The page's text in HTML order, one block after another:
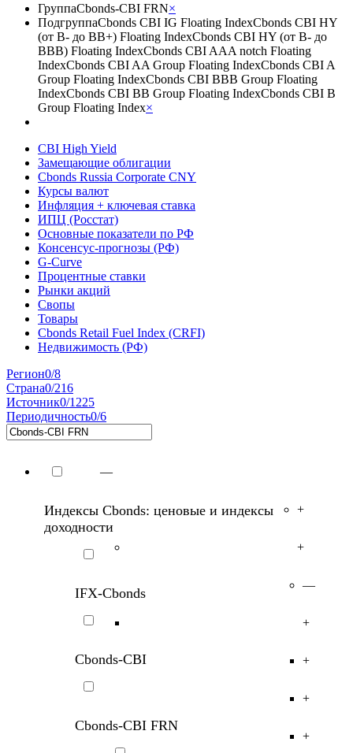
ГруппаCbonds-CBI FRN×
ПодгруппаCbonds CBI IG Floating IndexCbonds CBI HY
(от B- до BB+) Floating IndexCbonds CBI HY (от B- до
BBB) Floating IndexCbonds CBI AAA notch Floating
IndexCbonds CBI AA Group Floating IndexCbonds CBI A
Group Floating IndexCbonds CBI BBB Group Floating
IndexCbonds CBI BB Group Floating IndexCbonds CBI B
Group Floating Index×
CBI High Yield
Замещающие облигации
Cbonds Russia Corporate CNY
Курсы валют
Инфляция + ключевая ставка
ИПЦ (Росстат)
Основные показатели по РФ
Консенсус-прогнозы (РФ)
G-Curve
Процентные ставки
Рынки акций
Свопы
Товары
Cbonds Retail Fuel Index (CRFI)
Недвижимость (РФ)
Регион0/8
Страна0/216
Источник0/1225
Периодичность0/6
—
Индексы Cbonds: ценовые и индексы
доходности
+
IFX-Cbonds
+
Cbonds-CBI
—
Cbonds-CBI FRN
+
+
+
+